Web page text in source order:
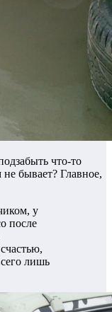
что-то
бывает? Главное,
у
после
лишь